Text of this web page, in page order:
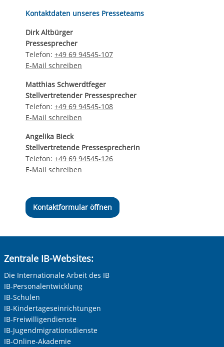
Kontaktdaten unseres Presseteams
Dirk Altbürger
Pressesprecher
Telefon:+49 69 94545-107
E-Mail schreiben
Matthias Schwerdtfeger
Stellvertretender Pressesprecher
Telefon:+49 69 94545-108
E-Mail schreiben
Angelika Bieck
Stellvertretende Pressesprecherin
Telefon:+49 69 94545-126
E-Mail schreiben
Kontaktformular öffnen
Zentrale IB-Websites:
Die Internationale Arbeit des IB
IB-Personalentwicklung
IB-Schulen
IB-Kindertageseinrichtungen
IB-Freiwilligendienste
IB-Jugendmigrationsdienste
IB-Online-Akademie